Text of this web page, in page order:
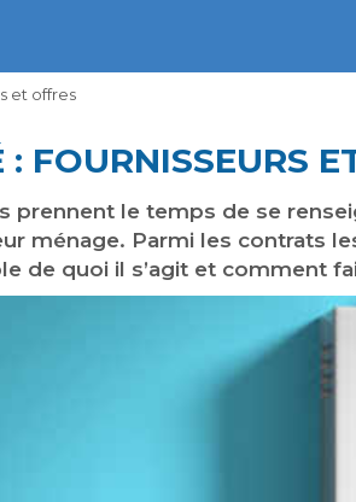
et offres
FOURNISSEURS
prennent le temps de se
ménage. Parmi les contrats
de quoi il s’agit et comment